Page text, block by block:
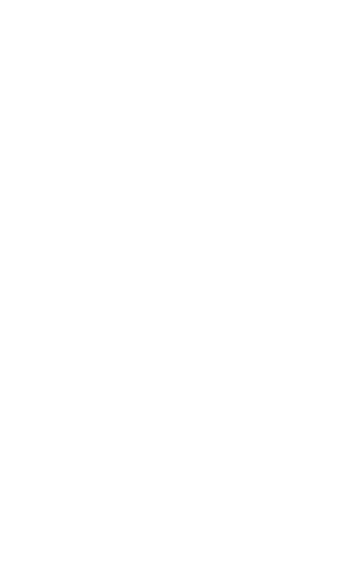
El Antequera cae
del Betis Deportivo
Un solitario gol de Pablo García
puntos en la Ciudad Deportiva
encuentro marcado por la